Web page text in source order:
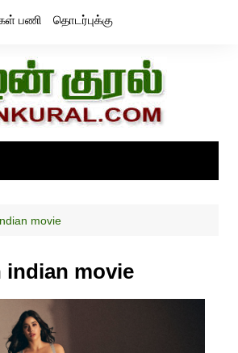
பணி தொடர்புக்கு
movie
indian movie